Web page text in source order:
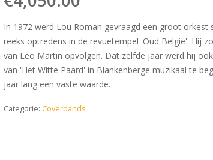
In 1972 werd Lou Roman gevraagd een groot orkest
reeks optredens in de revuetempel 'Oud België'. Hij
van Leo Martin opvolgen. Dat zelfde jaar werd hij
van 'Het Witte Paard' in Blankenberge muzikaal te
jaar lang een vaste waarde.
Categorie:Coverbands